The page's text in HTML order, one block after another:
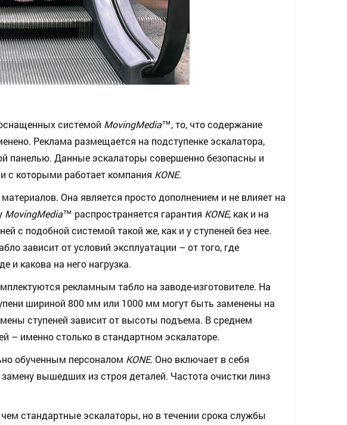
системой MovingMedia™, то, что содержание
Реклама размещается на подступенке эскалатора,
панелью. Данные эскалаторы совершенно безопасны и
с которыми работает компания KONE.
Она является просто дополнением и не влияет на
MovingMedia™ распространяется гарантия KONE, как и на
с подобной системой такой же, как и у ступеней без нее.
зависит от условий эксплуатации – от того, где
и какова на него нагрузка.
рекламным табло на заводе-изготовителе. На
шириной 800 мм или 1000 мм могут быть заменены на
ступеней зависит от высоты подъема. В среднем
– именно столько в стандартном эскалаторе.
обученным персоналом KONE. Оно включает в себя
вышедших из строя деталей. Частота очистки линз
стандартные эскалаторы, но в течении срока службы